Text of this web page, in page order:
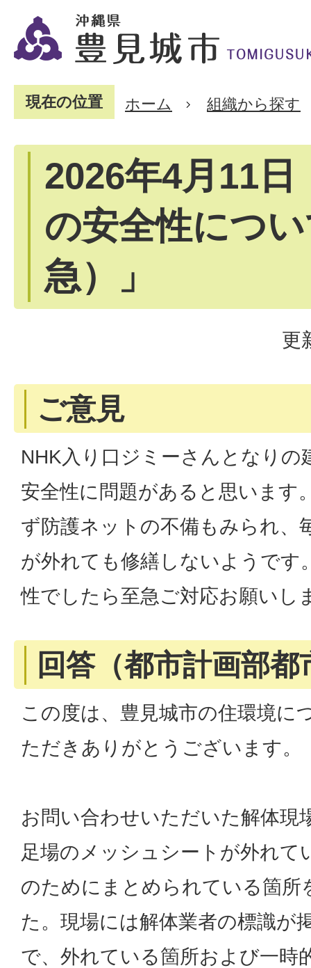
現在の位置 ホーム 組織から探す
2026年4月11日
の安全性につ
急）」
更
ご意見
NHK入り口ジミーさんとなりの
安全性に問題があると思います
ず防護ネットの不備もみられ、
が外れても修繕しないようです
性でしたら至急ご対応お願いし
回答（都市計画部都
この度は、豊見城市の住環境に
ただきありがとうございます。
お問い合わせいただいた解体現
足場のメッシュシートが外れて
のためにまとめられている箇所
た。現場には解体業者の標識が
で、外れている箇所および一時